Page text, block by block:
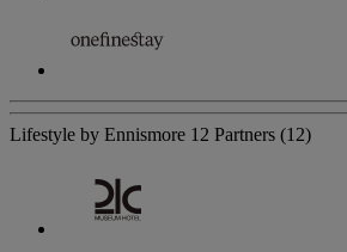
Lifestyle by Ennismore 12 Partners (12)